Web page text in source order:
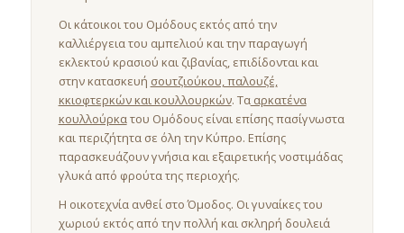
Οι κάτοικοι του Ομόδους εκτός από την
καλλιέργεια του αμπελιού και την παραγωγή
εκλεκτού κρασιού και ζιβανίας, επιδίδονται και
στην κατασκευή σουτζιούκου, παλουζέ,
κκιοφτερκών και κουλλουρκών. Τααρκατένα
κουλλούρκατου Ομόδους είναι επίσης πασίγνωστα
και περιζήτητα σε όλη την Κύπρο. Επίσης
παρασκευάζουν γνήσια και εξαιρετικής νοστιμάδας
γλυκά από φρούτα της περιοχής.
Η οικοτεχνία ανθεί στο Όμοδος. Οι γυναίκες του
χωριού εκτός από την πολλή και σκληρή δουλειά